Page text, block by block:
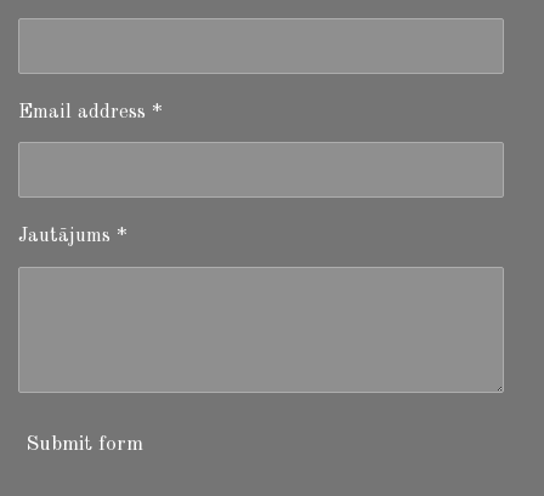
Email address *
Jautājums *
Submit form